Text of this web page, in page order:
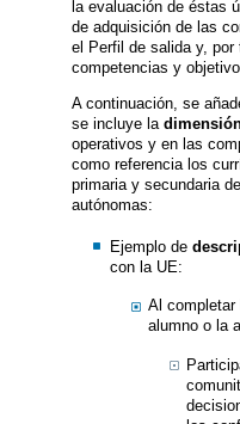
la evaluación de éstas
de adquisición de las
el Perfil de salida y,
competencias y
A continuación, se
se incluye la
operativos y en las
como referencia los
primaria y secundaria
autónomas:
Ejemplo de
con la UE:
Al completar
alumno o la